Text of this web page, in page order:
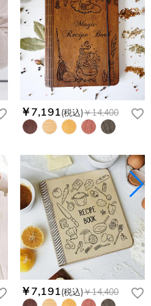
￥7,191(税込)￥14,400
￥7,191(税込)￥14,400